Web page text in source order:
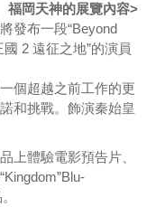
福岡天神的展覽內容>
發布一段“Beyond
2 遠征之地”的演員
個超越之前工作的更
和挑戰。飾演秦始皇
上體驗電影預告片、